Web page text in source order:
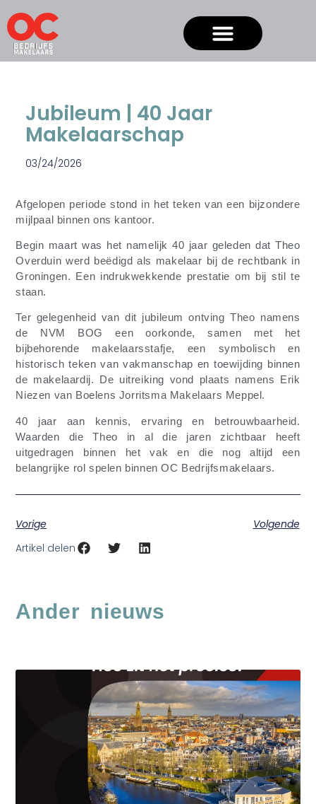
Jubileum | 40 Jaar
Makelaarschap
03/24/2026
Afgelopen periode stond in het teken van een bijzondere
mijlpaal binnen ons kantoor.
Begin maart was het namelijk 40 jaar geleden dat Theo
Overduin werd beëdigd als makelaar bij de rechtbank in
Groningen. Een indrukwekkende prestatie om bij stil te
staan.
Ter gelegenheid van dit jubileum ontving Theo namens
de NVM BOG een oorkonde, samen met het
bijbehorende makelaarsstafje, een symbolisch en
historisch teken van vakmanschap en toewijding binnen
de makelaardij. De uitreiking vond plaats namens Erik
Niezen van Boelens Jorritsma Makelaars Meppel.
40 jaar aan kennis, ervaring en betrouwbaarheid.
Waarden die Theo in al die jaren zichtbaar heeft
uitgedragen binnen het vak en die nog altijd een
belangrijke rol spelen binnen OC Bedrijfsmakelaars.
Vorige
Volgende
Artikel delen
Ander nieuws